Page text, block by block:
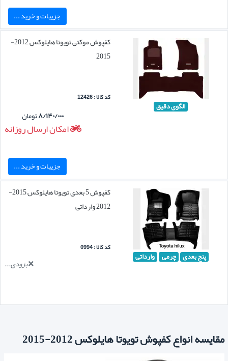
جزییات و خرید ...
الگوی دقیق
کفپوش موکتی تویوتا هایلوکس 2012-
2015
کد کالا : 12426
۸/۱۴۰/۰۰۰تومان
امکان ارسال روزانه
جزییات و خرید ...
پنج بعدی چرمی وارداتی
کفپوش 5 بعدی تویوتا هایلوکس 2015-
2012 وارداتی
کد کالا : 0994
بزودی...
مقایسه انواع کفپوش تویوتا هایلوکس 2012-2015